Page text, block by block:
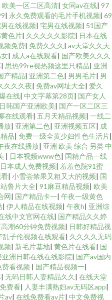
欧美一区二区高清| 女同av在线| 97
| 永久免费观看的毛片手机视频| 69
在线视频| 宅男在线视频| 51国产
黄色片| 久久久久久影院| 日本在线
频免费| 免费久久久 | av天堂久久天
| 成人a在线观看| 国产欧美久久久
| 思热99re视热频这里只精品| 亚洲
产精品| 亚洲第二色| 男男毛片| 男
久久久夜| 免费av网址大全| 爱久
在线| 中文字幕第28页| 国产女人
日韩国产亚洲欧美| 国产一区二区三
在线观看| 五月天精品视频| 一线二
放| 亚洲第二色| 亚洲视频五区| 成
品| 免费一级全黄少妇性色生活片|
夜在线播放| 亚洲 欧美 综合 另类 中
| 日本视频www色| 国精产品一线
日本成人免费视频| 羞羞色院91蜜
| 小雪尝禁果又粗又大的视频| 国
鲁片大全| 91麻豆精品视频| 欧美
网| 国产精品卡一| 午夜一级黄色
| 伊人精品在线视频| 午夜h| 亚洲综
线中文官网在线| 国产精品久久婷
潮60分钟免费视频| 日韩好精品视
乱子伦视频在线观看| 久久久久无码
频| 新毛片基地| 黄色片在线看| 国
亚洲日韩在线在线影院| 国产av国内
看视频 | 国产精品视频一|
| 无码日韩人妻精品久久 | 在线天堂
费看| 人妻丰满熟妇av无码区app|
av| 在线免费看av片| 中文免费视